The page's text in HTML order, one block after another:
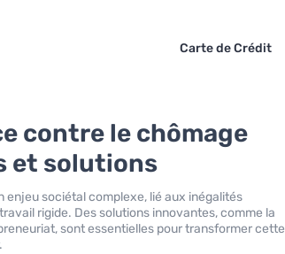
Carte de Crédit
contre le chômage
et solutions
enjeu sociétal complexe, lié aux inégalités
rigide. Des solutions innovantes, comme la
sont essentielles pour transformer cette